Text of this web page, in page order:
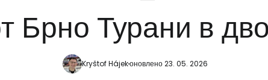
Брно Турани в
Kryštof Hájekоновлено 23. 05. 2026